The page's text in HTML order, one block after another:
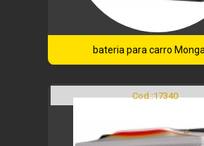
bateria para carro
Cod.:17340